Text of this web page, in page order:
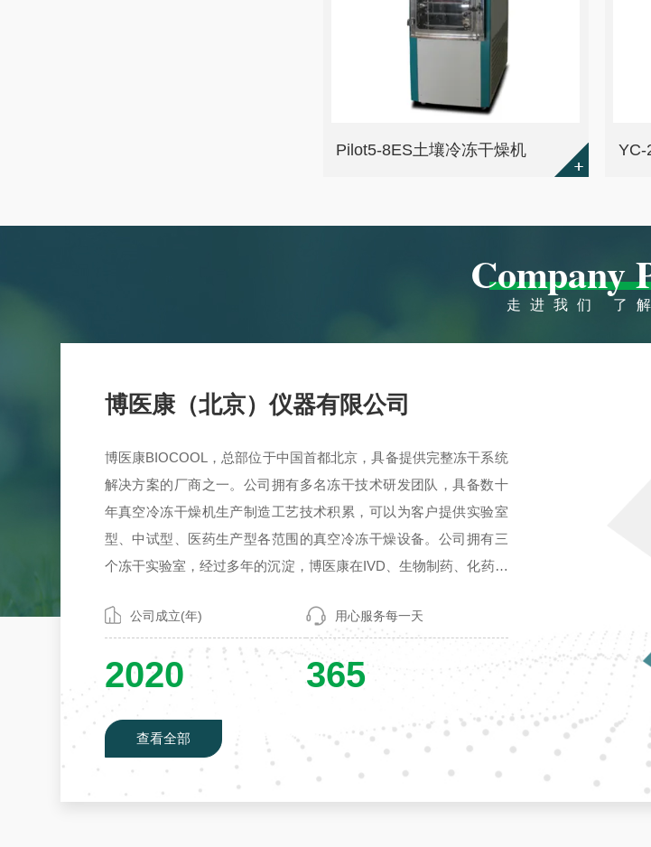
Pilot5-8ES土壤冷冻干燥机 YC-
Company
走进我们 了
博医康（北京）仪器有限公司
博医康BIOCOOL，总部位于中国首都北京，具备提供完整冻干系统
解决方案的厂商之一。公司拥有多名冻干技术研发团队，具备数十
年真空冷冻干燥机生产制造工艺技术积累，可以为客户提供实验室
型、中试型、医药生产型各范围的真空冷冻干燥设备。公司拥有三
个冻干实验室，经过多年的沉淀，博医康在IVD、生物制药、化药、
协助用户进行冻干溶液配方的研发、验证和一致性实验。公司发展
历程2002年公司创立。2002年批量生产中试型真空冷冻干燥机。20
03年研制成功S...
公司成立(年)
2020
用心服务每一天
365
查看全部